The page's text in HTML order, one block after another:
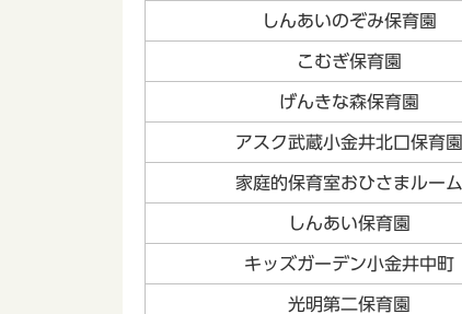
しんあいのぞみ保育園
こむぎ保育園
げんきな森保育園
アスク武蔵小金井北口保育園
家庭的保育室おひさまルーム
しんあい保育園
キッズガーデン小金井中町
光明第二保育園